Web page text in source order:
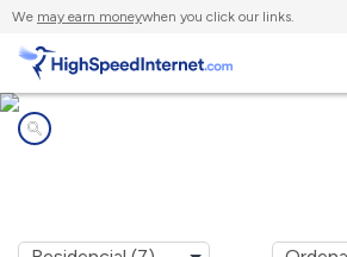
We may earn moneywhen you click our links.